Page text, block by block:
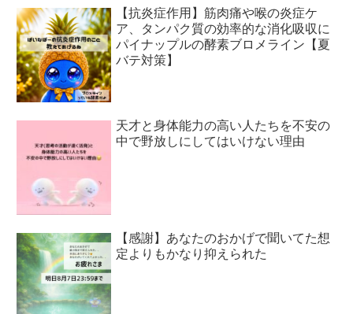
【抗炎症作用】筋肉痛や喉の炎症ケ
ア、タンパク質の効率的な消化吸収に
パイナップルの酵素ブロメライン【夏
バテ対策】
天才と身体能力の高い人たちを不安の
中で野放しにしてはいけない理由
【感謝】あなたのおかげで聞いてた想
定よりもかなり抑えられた